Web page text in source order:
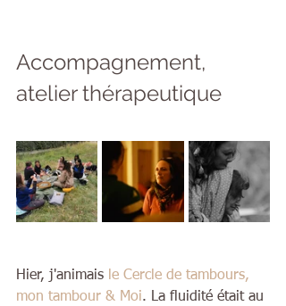
Accompagnement,
atelier thérapeutique
Hier, j'animais le Cercle de tambours,
mon tambour & Moi. La fluidité était au